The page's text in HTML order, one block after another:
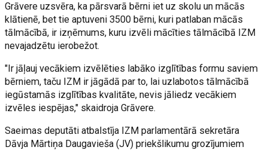
Grāvere uzsvēra, ka pārsvarā bērni iet uz skolu un mācās
klātienē, bet tie aptuveni 3500 bērni, kuri patlaban mācās
tālmācībā, ir izņēmums, kuru izvēli mācīties tālmācībā IZM
nevajadzētu ierobežot.
"Ir jāļauj vecākiem izvēlēties labāko izglītības formu saviem
bērniem, taču IZM ir jāgādā par to, lai uzlabotos tālmācībā
iegūstamās izglītības kvalitāte, nevis jāliedz vecākiem
izvēles iespējas," skaidroja Grāvere.
Saeimas deputāti atbalstīja IZM parlamentārā sekretāra
Dāvja Mārtiņa Daugavieša (JV) priekšlikumu grozījumiem